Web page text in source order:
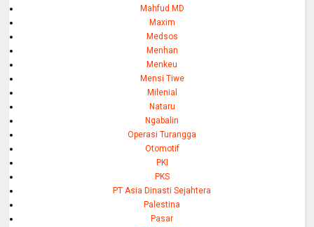
Mahfud MD
Maxim
Medsos
Menhan
Menkeu
Mensi Tiwe
Milenial
Nataru
Ngabalin
Operasi Turangga
Otomotif
PKI
PKS
PT Asia Dinasti Sejahtera
Palestina
Pasar